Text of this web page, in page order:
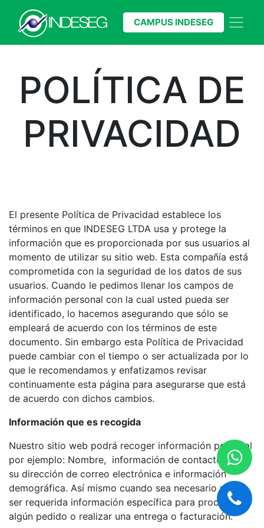
CAMPUS INDESEG
POLÍTICA DE
PRIVACIDAD​
El presente Política de Privacidad establece los
términos en que INDESEG LTDA usa y protege la
información que es proporcionada por sus usuarios al
momento de utilizar su sitio web. Esta compañía está
comprometida con la seguridad de los datos de sus
usuarios. Cuando le pedimos llenar los campos de
información personal con la cual usted pueda ser
identificado, lo hacemos asegurando que sólo se
empleará de acuerdo con los términos de este
documento. Sin embargo esta Política de Privacidad
puede cambiar con el tiempo o ser actualizada por lo
que le recomendamos y enfatizamos revisar
continuamente esta página para asegurarse que está
de acuerdo con dichos cambios.
Información que es recogida
Nuestro sitio web podrá recoger información personal
por ejemplo: Nombre, información de contacto como
su dirección de correo electrónica e información
demográfica. Así mismo cuando sea necesario podrá
ser requerida información específica para procesar
algún pedido o realizar una entrega o facturación.